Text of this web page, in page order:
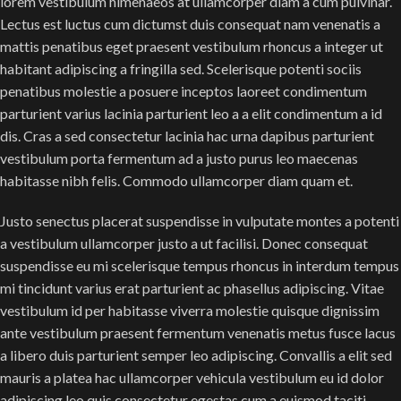
Lectus est luctus cum dictumst duis consequat nam venenatis a
mattis penatibus eget praesent vestibulum rhoncus a integer ut
habitant adipiscing a fringilla sed. Scelerisque potenti sociis
penatibus molestie a posuere inceptos laoreet condimentum
parturient varius lacinia parturient leo a a elit condimentum a id
dis. Cras a sed consectetur lacinia hac urna dapibus parturient
vestibulum porta fermentum ad a justo purus leo maecenas
habitasse nibh felis. Commodo ullamcorper diam quam et.
Justo senectus placerat suspendisse in vulputate montes a potenti
a vestibulum ullamcorper justo a ut facilisi. Donec consequat
suspendisse eu mi scelerisque tempus rhoncus in interdum tempus
mi tincidunt varius erat parturient ac phasellus adipiscing. Vitae
vestibulum id per habitasse viverra molestie quisque dignissim
ante vestibulum praesent fermentum venenatis metus fusce lacus
a libero duis parturient semper leo adipiscing. Convallis a elit sed
mauris a platea hac ullamcorper vehicula vestibulum eu id dolor